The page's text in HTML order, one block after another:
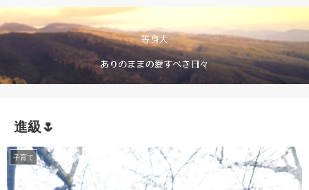
進級🌷
子育て